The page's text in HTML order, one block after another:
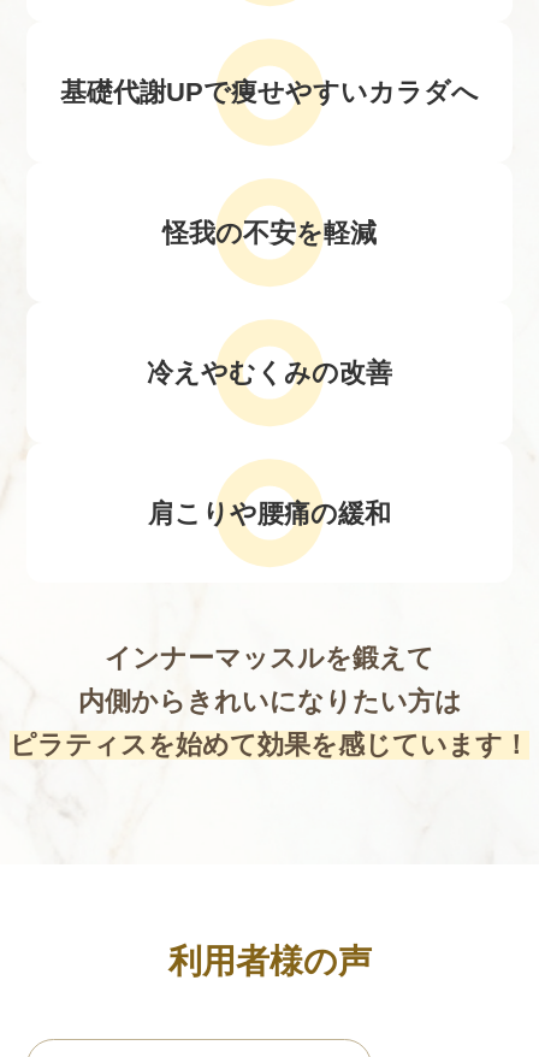
基礎代謝UPで痩せやすいカラダへ
怪我の不安を軽減
冷えやむくみの改善
肩こりや腰痛の緩和
インナーマッスルを鍛えて
内側からきれいになりたい方は
ピラティスを始めて効果を感じています！
利用者様の声